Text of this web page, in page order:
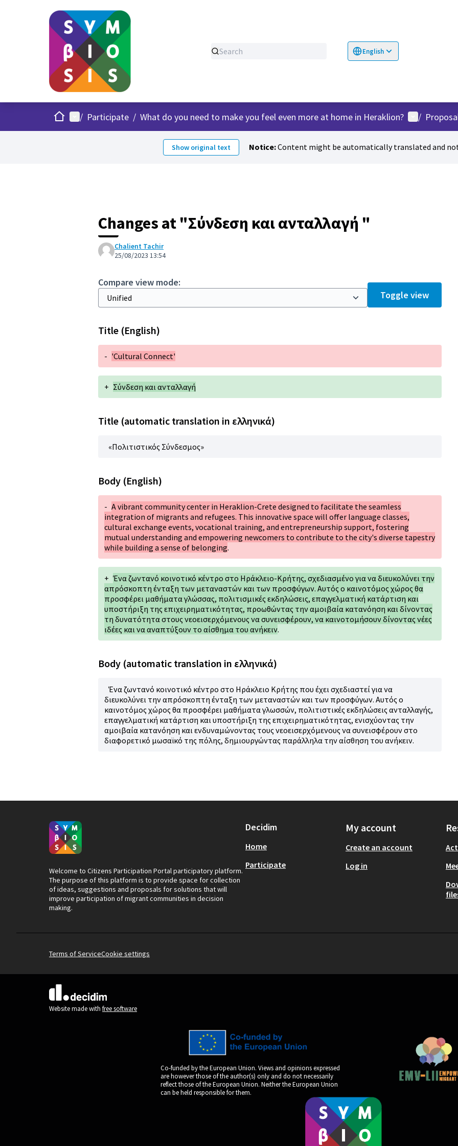
English
Choose language
HomeMain menu
/ Participate / What do you need to make you feel even more at home in Heraklion? User menu
/
Show original text Notice:Content might be automatically translated and not
Changes at "Σύνδεση και ανταλλαγή "
Chalient Tachir
25/08/2023 13:54
Compare view mode:
Toggle view
Title (English)
- 'Cultural Connect'
+ Σύνδεση και ανταλλαγή
Title (automatic translation in ελληνικά)
«Πολιτιστικός Σύνδεσμος»
Body (English)
- A vibrant community center in Heraklion-Crete designed to facilitate the seamless
integration of migrants and refugees. This innovative space will offer language classes,
cultural exchange events, vocational training, and entrepreneurship support, fostering
mutual understanding and empowering newcomers to contribute to the city's diverse tapestry
while building a sense of belonging.
+ Ένα ζωντανό κοινοτικό κέντρο στο Ηράκλειο-Κρήτης, σχεδιασμένο για να διευκολύνει την
απρόσκοπτη ένταξη των μεταναστών και των προσφύγων. Αυτός ο καινοτόμος χώρος θα
προσφέρει μαθήματα γλώσσας, πολιτισμικές εκδηλώσεις, επαγγελματική κατάρτιση και
υποστήριξη της επιχειρηματικότητας, προωθώντας την αμοιβαία κατανόηση και δίνοντας
τη δυνατότητα στους νεοεισερχόμενους να συνεισφέρουν, να καινοτομήσουν δίνοντας νέες
ιδέες και να αναπτύξουν το αίσθημα του ανήκειν.
Body (automatic translation in ελληνικά)
Ένα ζωντανό κοινοτικό κέντρο στο Ηράκλειο Κρήτης που έχει σχεδιαστεί για να
διευκολύνει την απρόσκοπτη ένταξη των μεταναστών και των προσφύγων. Αυτός ο
καινοτόμος χώρος θα προσφέρει μαθήματα γλωσσών, πολιτιστικές εκδηλώσεις ανταλλαγής,
επαγγελματική κατάρτιση και υποστήριξη της επιχειρηματικότητας, ενισχύοντας την
αμοιβαία κατανόηση και ενδυναμώνοντας τους νεοεισερχόμενους να συνεισφέρουν στο
διαφορετικό μωσαϊκό της πόλης, δημιουργώντας παράλληλα την αίσθηση του ανήκειν.
Welcome to Citizens Participation Portal participatory platform.
The purpose of this platform is to provide space for collection
of ideas, suggestions and proposals for solutions that will
improve participation of migrant communities in decision
making.
Decidim
Home
Participate
My account
Create an account
Log in
Terms of ServiceCookie settings
(External link)
Website made with free software
Co-funded by the European Union. Views and opinions expressed
are however those of the author(s) only and do not necessarily
reflect those of the European Union. Neither the European Union
can be held responsible for them.